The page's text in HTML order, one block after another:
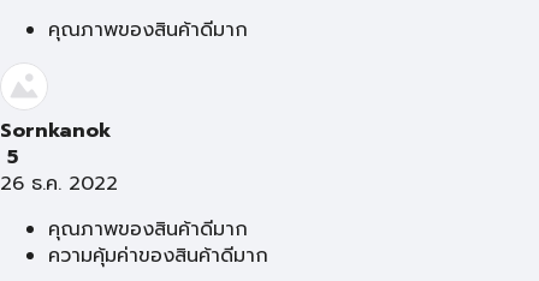
คุณภาพของสินค้าดีมาก
Sornkanok
5
26 ธ.ค. 2022
คุณภาพของสินค้าดีมาก
ความคุ้มค่าของสินค้าดีมาก